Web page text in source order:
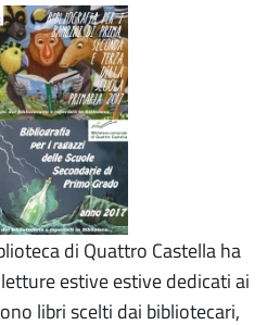
di Quattro Castella ha
estive estive dedicati ai
libri scelti dai bibliotecari,